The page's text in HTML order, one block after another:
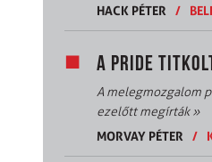
HACK PÉTER
/
A PRIDE
A melegmozgalom
ezelőtt megírták»
MORVAY PÉTER
/